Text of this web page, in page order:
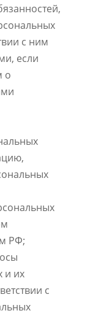
с ним
если
о
РФ;
и их
с